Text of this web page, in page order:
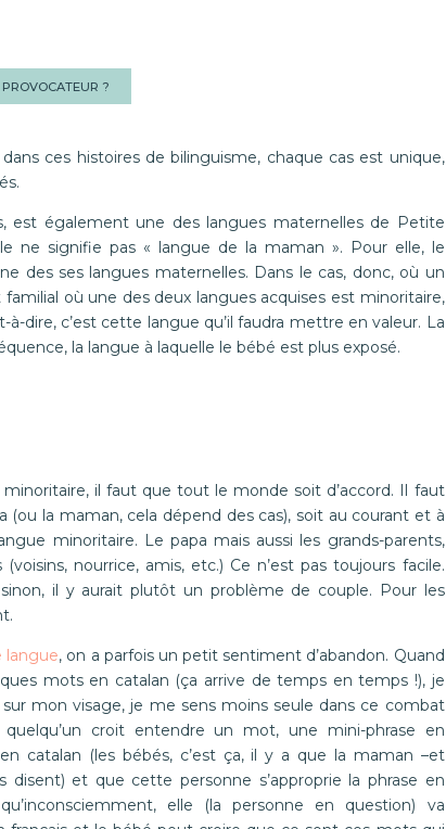
?
ces histoires de bilinguisme, chaque cas est unique,
est également une des langues maternelles de Petite
ne signifie pas « langue de la maman ». Pour elle, le
des ses langues maternelles. Dans le cas, donc, où un
où une des deux langues acquises est minoritaire,
à-dire, c’est cette langue qu’il faudra mettre en valeur. La
la langue à laquelle le bébé est plus exposé.
il faut que tout le monde soit d’accord. Il faut
(ou la maman, cela dépend des cas), soit au courant et à
minoritaire. Le papa mais aussi les grands-parents,
nourrice, amis, etc.) Ce n’est pas toujours facile.
il y aurait plutôt un problème de couple. Pour les
langue, on a parfois un petit sentiment d’abandon. Quand
mots en catalan (ça arrive de temps en temps !), je
mon visage, je me sens moins seule dans ce combat
croit entendre un mot, une mini-phrase en
en catalan (les bébés, c’est ça, il y a que la maman –et
disent) et que cette personne s’approprie la phrase en
elle (la personne en question) va